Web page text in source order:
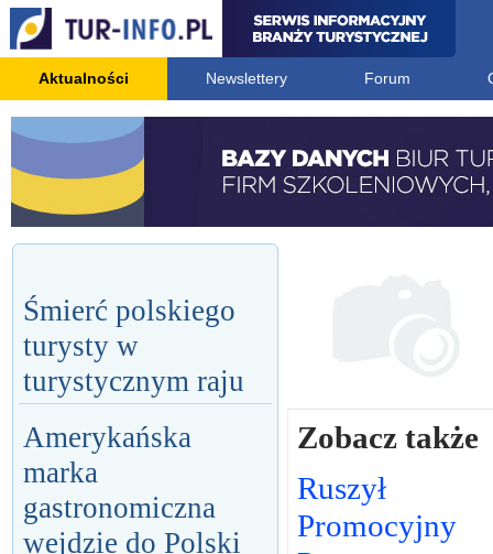
Aktualności Newslettery Forum
Śmierć polskiego
turysty w
turystycznym raju
Amerykańska
marka
gastronomiczna
wejdzie do Polski
Zobacz także
Ruszył
Promocyjny